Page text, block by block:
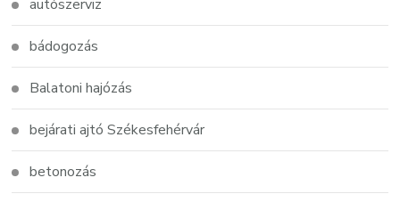
autószerviz
bádogozás
Balatoni hajózás
bejárati ajtó Székesfehérvár
betonozás